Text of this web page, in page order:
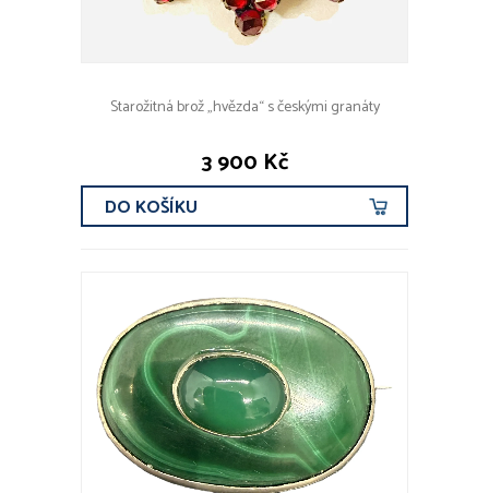
Starožitná brož „hvězda“ s českými granáty
3 900 Kč
DO KOŠÍKU